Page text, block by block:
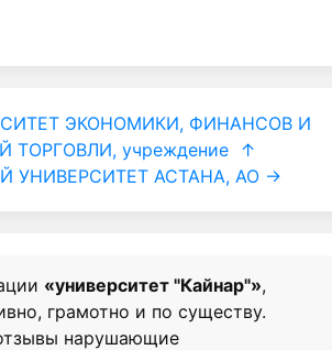
ЭКОНОМИКИ, ФИНАНСОВ И
учреждение ↑
УНИВЕРСИТЕТ АСТАНА, АО →
«университет "Кайнар"»,
грамотно и по существу.
нарушающие